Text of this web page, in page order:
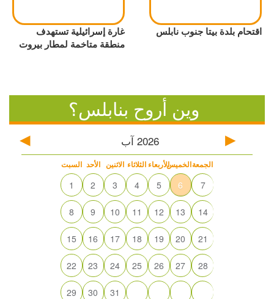
اقتحام بلدة بيتا جنوب نابلس
غارة إسرائيلية تستهدف
منطقة متاخمة لمطار بيروت
وين أروح بنابلس؟
2026 آب
السبت الأحد الاثنين الثلاثاء الأربعاءالخميسالجمعة
1 2 3 4 5 6 7
8 9 10 11 12 13 14
15 16 17 18 19 20 21
22 23 24 25 26 27 28
29 30 31